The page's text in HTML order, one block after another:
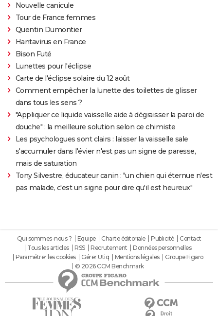
Nouvelle canicule
Tour de France femmes
Quentin Dumontier
Hantavirus en France
Bison Futé
Lunettes pour l'éclipse
Carte de l'éclipse solaire du 12 août
Comment empêcher la lunette des toilettes de glisser
dans tous les sens ?
"Appliquer ce liquide vaisselle aide à dégraisser la paroi de
douche" : la meilleure solution selon ce chimiste
Les psychologues sont clairs : laisser la vaisselle sale
s'accumuler dans l'évier n'est pas un signe de paresse,
mais de saturation
Tony Silvestre, éducateur canin : "un chien qui éternue n'est
pas malade, c'est un signe pour dire qu'il est heureux"
Qui sommes-nous ? Equipe Charte éditoriale Publicité
Contact
Tous les articles
RSS Recrutement
Données personnelles
Paramétrer les cookies
Gérer Utiq Mentions légales
Groupe Figaro
© 2026 CCM Benchmark